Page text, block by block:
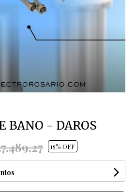
BANO - DAROS
15% OFF